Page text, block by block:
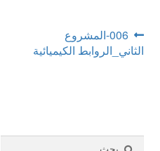
تصفّح
المقالات
Previous
post:
006-المشروع
الثاني_الروابط الكيميائية